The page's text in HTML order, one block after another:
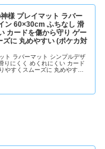
様 プレイマット ラバー
ン 60×30cm ふちなし 滑
カードを傷から守り ゲー
に 丸めやすい (ポケカ対
ト ラバーマット シンプルデザ
りにくく めくれにくい カード
やすくスムーズに 丸めやすい